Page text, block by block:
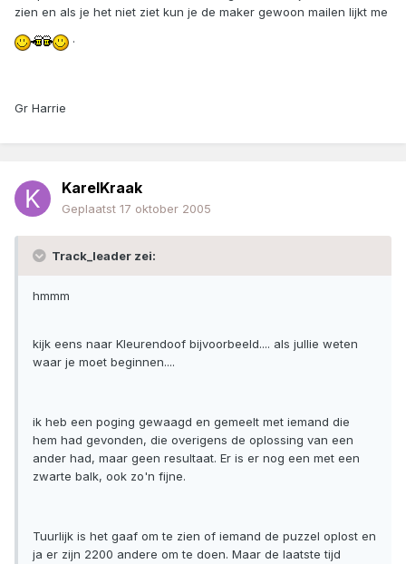
zien en als je het niet ziet kun je de maker gewoon mailen lijkt me
.
Gr Harrie
KarelKraak
Geplaatst 17 oktober 2005
Track_leader zei:
hmmm
kijk eens naar Kleurendoof bijvoorbeeld.... als jullie weten
waar je moet beginnen....
ik heb een poging gewaagd en gemeelt met iemand die
hem had gevonden, die overigens de oplossing van een
ander had, maar geen resultaat. Er is er nog een met een
zwarte balk, ook zo'n fijne.
Tuurlijk is het gaaf om te zien of iemand de puzzel oplost en
ja er zijn 2200 andere om te doen. Maar de laatste tijd